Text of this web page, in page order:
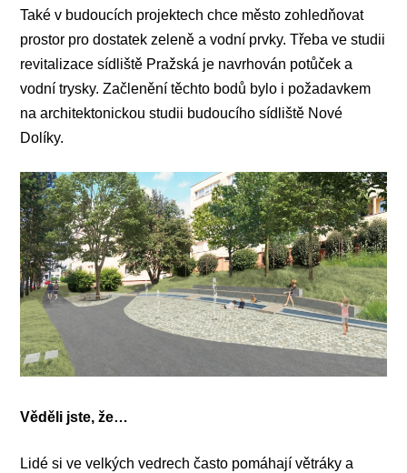
Také v budoucích projektech chce město zohledňovat
prostor pro dostatek zeleně a vodní prvky. Třeba ve studii
revitalizace sídliště Pražská je navrhován potůček a
vodní trysky. Začlenění těchto bodů bylo i požadavkem
na architektonickou studii budoucího sídliště Nové
Dolíky.
Věděli jste, že…
Lidé si ve velkých vedrech často pomáhají větráky a